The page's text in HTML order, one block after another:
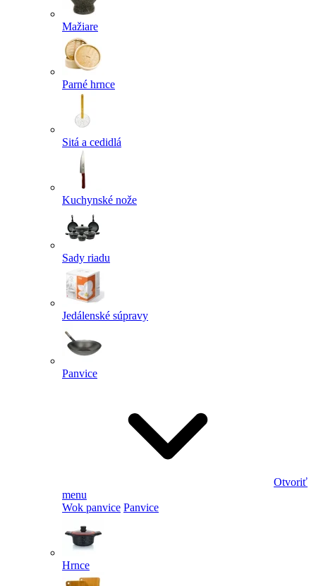
Mažiare
Parné hrnce
Sitá a cedidlá
Kuchynské nože
Sady riadu
Jedálenské súpravy
Panvice
Otvoriť
menu
Wok panvice Panvice
Hrnce